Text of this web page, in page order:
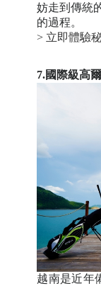
妨走到傳統
的過程。
> 立即體驗
7.國際級高
越南是近年